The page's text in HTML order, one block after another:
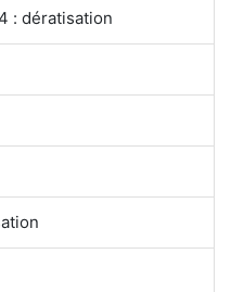
: dératisation